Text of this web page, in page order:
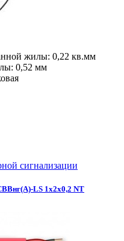
жилы: 0,22 кв.мм
0,52 мм
сигнализации
LS 1х2х0,2 NT